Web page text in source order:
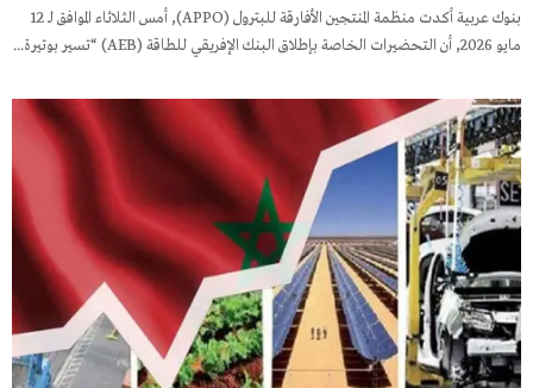
بنوك عربية أكدت منظمة المنتجين الأفارقة للبترول (APPO), أمس الثلاثاء الموافق لـ 12
مايو 2026, أن التحضيرات الخاصة بإطلاق البنك الإفريقي للطاقة (AEB) “تسير بوتيرة...